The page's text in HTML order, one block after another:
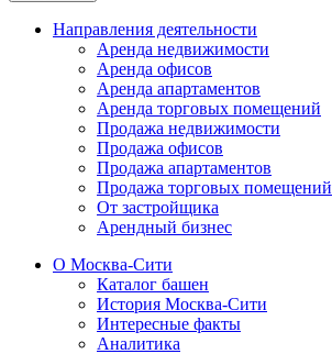
Направления деятельности
Аренда недвижимости
Аренда офисов
Аренда апартаментов
Аренда торговых помещений
Продажа недвижимости
Продажа офисов
Продажа апартаментов
Продажа торговых помещений
От застройщика
Арендный бизнес
О Москва-Сити
Каталог башен
История Москва-Сити
Интересные факты
Аналитика